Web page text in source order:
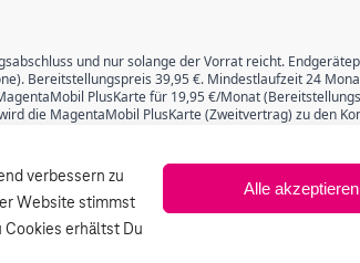
verbessern zu
Website stimmst
Cookies erhältst Du
Alle akzeptieren
und nur solange der Vorrat reicht.
Bereitstellungspreis 39,95 €. Mindestlaufzeit 24
PlusKarte für 19,95 €/Monat
die MagentaMobil PlusKarte (Zweitvertrag) zu den
ist nicht mit weiteren Aktionspromotions wie z. B.
App (mit Klick auf Ihr Profil, „Cashback
Ein Angebot von: Telekom Deutschland GmbH,